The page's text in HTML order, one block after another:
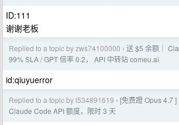
ID:111
谢谢老板
Replied to a topic by zws74100000 › 送 $5 余额｜
99% SLA / GPT 倍率 0.2， API 中转站 comeu.ai
id:qiuyuerror
Replied to a topic by l534891619 › [免费蹬 Opus 4.7
Claude Code API 额度，限时 3 天